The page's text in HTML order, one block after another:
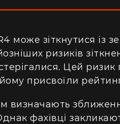
може зіткнутися із
ризиків
Цей ризик
присвоїли
визначають
фахівці